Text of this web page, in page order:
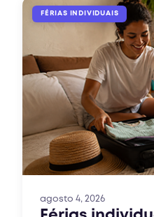
FÉRIAS INDIVIDUAIS
agosto 4, 2026